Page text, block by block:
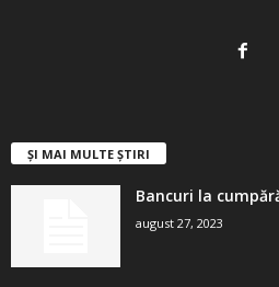
ȘI MAI MULTE ȘTIRI
Bancuri la
august 27, 2023